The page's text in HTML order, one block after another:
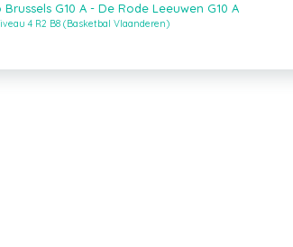
Brussels G10 A - De Rode Leeuwen G10 A
4 R2 B8 (Basketbal Vlaanderen)